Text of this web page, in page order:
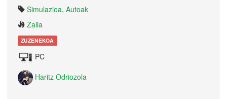
Simulazioa, Autoak
Zaila
ZUZENEKOA
PC
Haritz Odriozola